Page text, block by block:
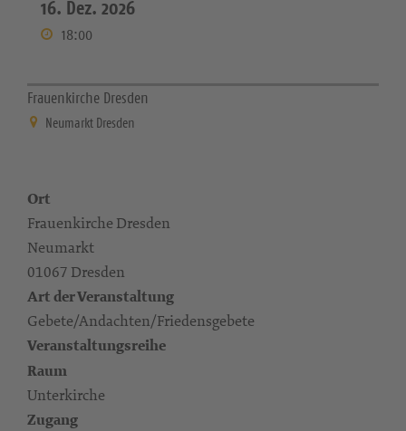
16. Dez. 2026
18:00
Frauenkirche Dresden
Neumarkt Dresden
Ort
Frauenkirche Dresden
Neumarkt
01067 Dresden
Art der Veranstaltung
Gebete/Andachten/Friedensgebete
Veranstaltungsreihe
Raum
Unterkirche
Zugang